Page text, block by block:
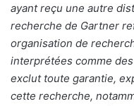
ayant reçu une autre
recherche de Gartner
organisation de
interprétées comme
exclut toute garantie,
cette recherche,